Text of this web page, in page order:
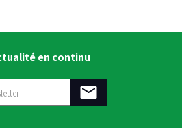
en continu